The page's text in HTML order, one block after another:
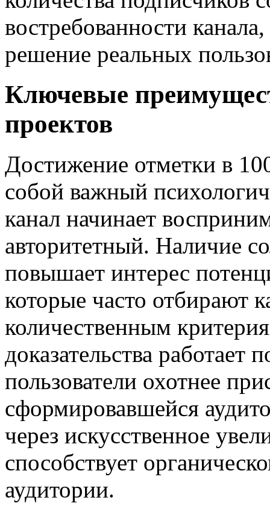
востребованности
решение реальных
Ключевые
проектов
Достижение отметки в
собой важный
канал начинает
авторитетный. Наличие
повышает интерес
которые часто отбирают
количественным
доказательства
пользователи охотнее
сформировавшейся
через искусственное
способствует
аудитории.